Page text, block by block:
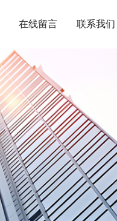
在线留言 联系我们